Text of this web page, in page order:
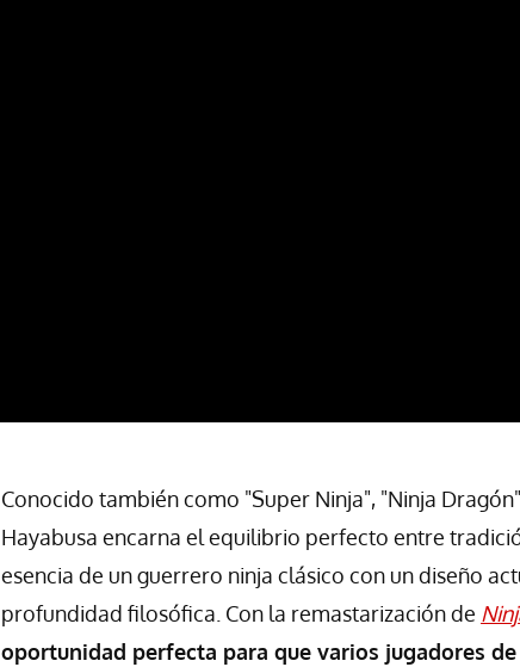
Conocido también como "Super Ninja", "Ninja
Hayabusa encarna el equilibrio perfecto entre
esencia de un guerrero ninja clásico con un diseño
profundidad filosófica. Con la remastarización de
oportunidad perfecta para que varios jugadores